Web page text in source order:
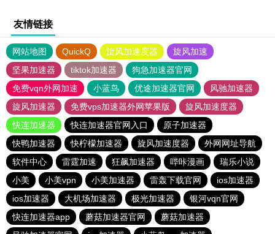
友情链接
网站地图 QuickQ 旋风加速度器
旋风加速
坚果加速器
tiktok加速器
狗急加速器官网
免费vqn外网加速
小蓝鸟 优途加速器官网
风驰加速器
旋风加速器
免费vps加速器外网苹果版
旋风加速度器
快连加速器
快连加速器官网入口
原子加速器
快鸭加速器
快柠檬加速器 旋风加速度器
外网网址导航
软件中心
雷霆加速 狂飙加速器 哔咔漫画
瑞乐小说
小美
小美vpn 小美加速器 雷轰下载官网
ios加速器
ios加速器
大机场加速器 极光加速器
银河vqn官网
快连加速器app
蘑菇加速器官网
蘑菇加速器